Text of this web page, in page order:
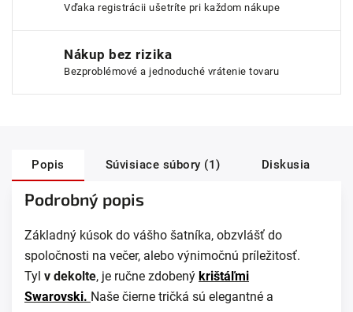
Vďaka registrácii ušetríte pri každom nákupe
Nákup bez rizika
Bezproblémové a jednoduché vrátenie tovaru
Popis Súvisiace súbory (1) Diskusia
Podrobný popis
Základný kúsok do vášho šatníka, obzvlášť do
spoločnosti na večer, alebo výnimočnú príležitosť.
Tyl v dekolte, je ručne zdobený krištáľmi
Swarovski. Naše čierne tričká sú elegantné a